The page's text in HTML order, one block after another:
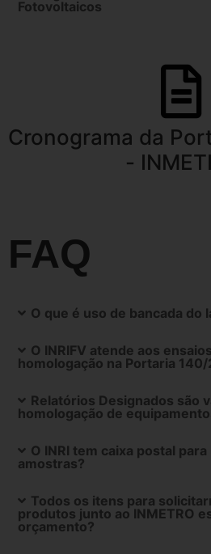
Fotovoltaicos
Cronograma da
-
FAQ
O que é uso de bancada do
O INRIFV atende aos
homologação na Portaria 140/
Relatórios Designados são
homologação de
O INRI tem caixa postal
amostras?
Todos os itens para
produtos junto ao INMETRO
orçamento?